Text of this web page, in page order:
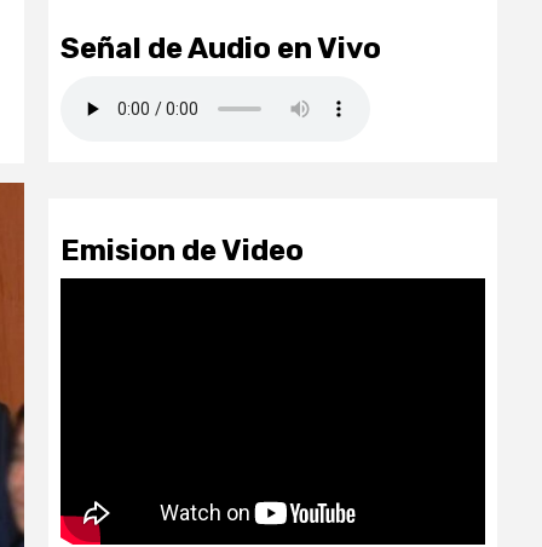
Señal de Audio en Vivo
Emision de Video